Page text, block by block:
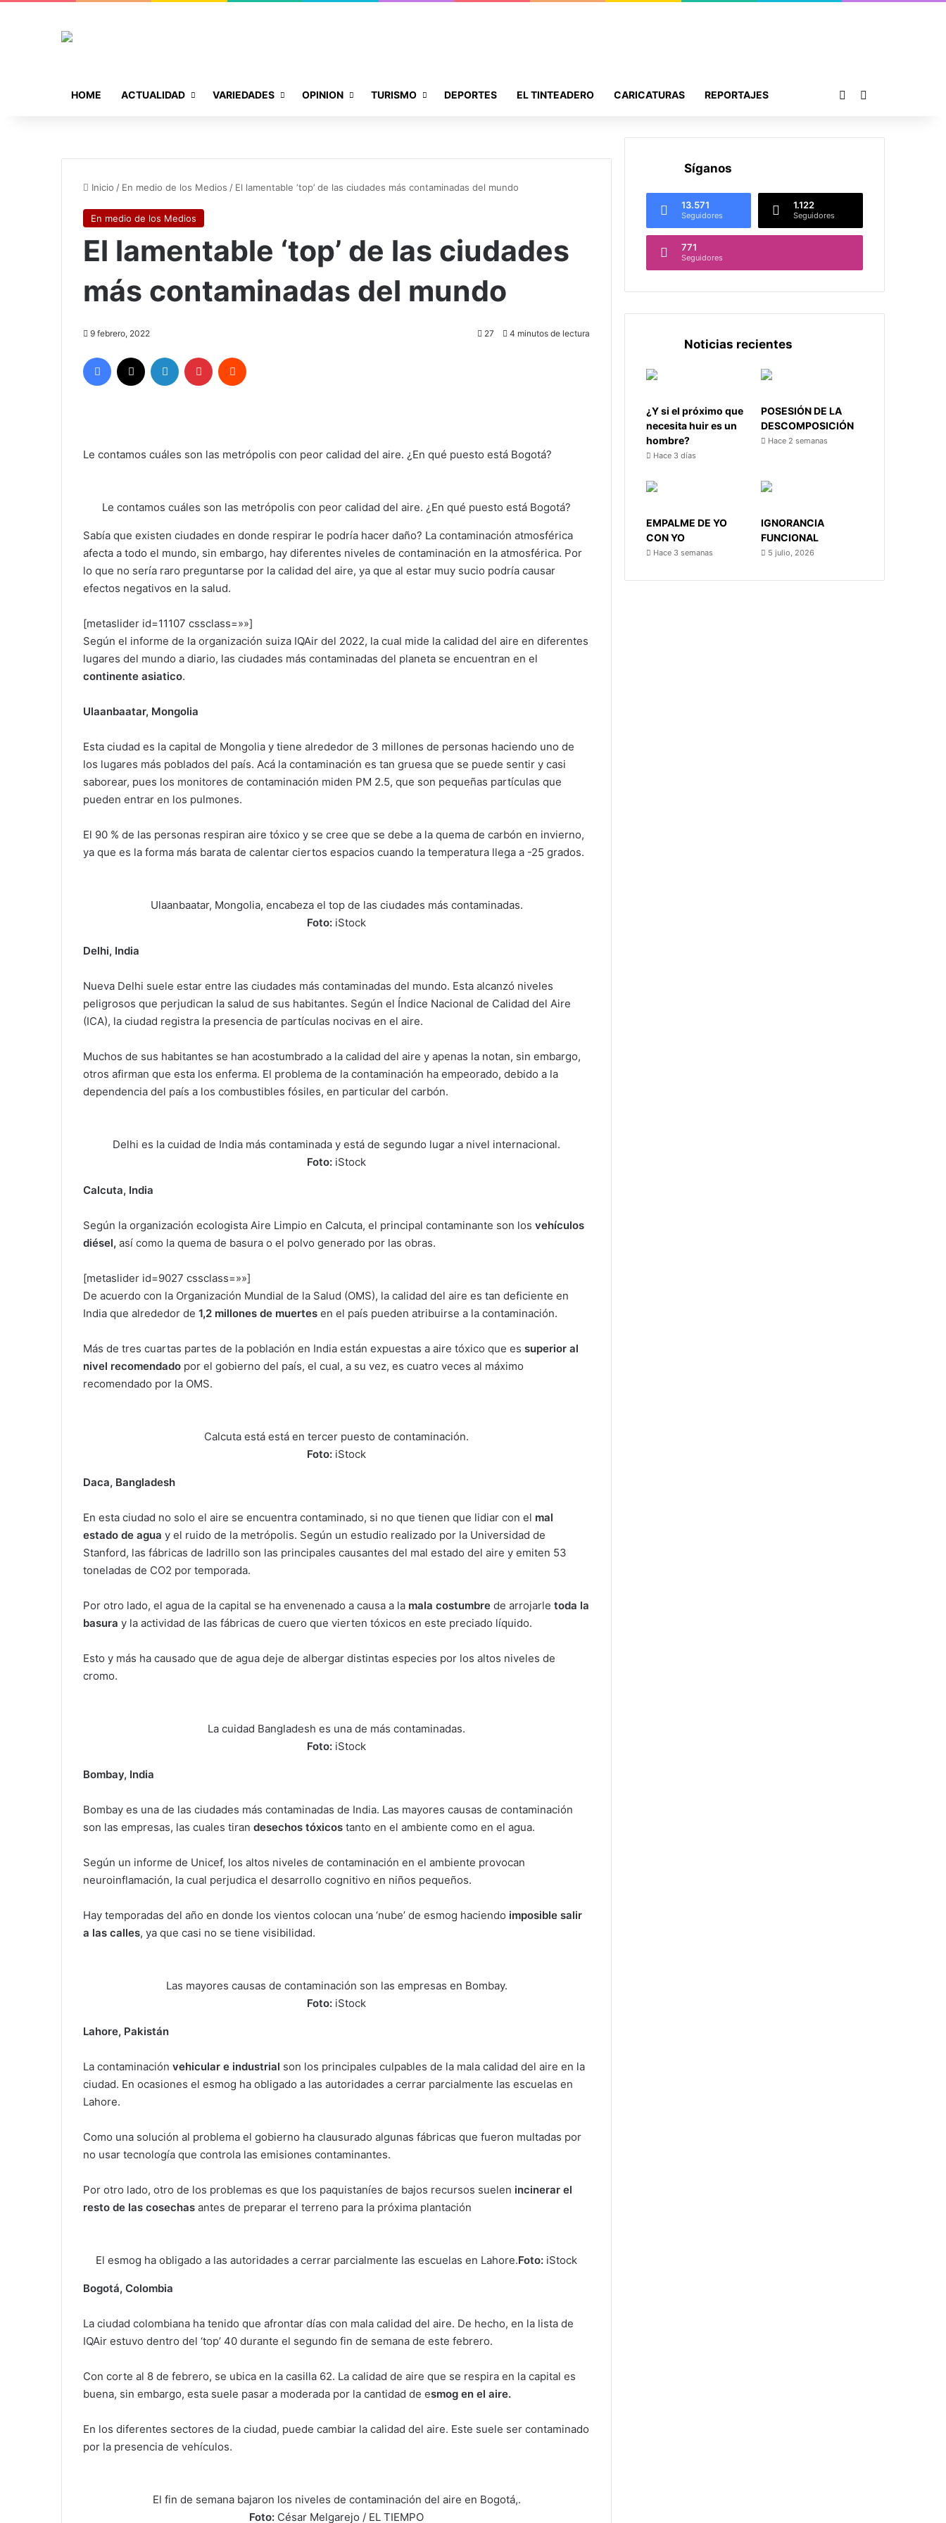
HOME ACTUALIDAD VARIEDADES OPINION TURISMO DEPORTES EL TINTEADERO CARICATURAS REPORTAJES Publicación al azar
Inicio / En medio de los Medios / El lamentable ‘top’ de las ciudades más contaminadas del mundo
En medio de los Medios
El lamentable ‘top’ de las ciudades
más contaminadas del mundo
9 febrero, 2022 27 4 minutos de lectura
Facebook LinkedIn Pinterest
Le contamos cuáles son las metrópolis con peor calidad del aire. ¿En qué puesto está Bogotá?
Le contamos cuáles son las metrópolis con peor calidad del aire. ¿En qué puesto está Bogotá?
Sabía que existen ciudades en donde respirar le podría hacer daño? La contaminación atmosférica
afecta a todo el mundo, sin embargo, hay diferentes niveles de contaminación en la atmosférica. Por
lo que no sería raro preguntarse por la calidad del aire, ya que al estar muy sucio podría causar
efectos negativos en la salud.
[metaslider id=11107 cssclass=»»]
Según el informe de la organización suiza IQAir del 2022, la cual mide la calidad del aire en diferentes
lugares del mundo a diario, las ciudades más contaminadas del planeta se encuentran en el
continente asiatico.
Ulaanbaatar, Mongolia
Esta ciudad es la capital de Mongolia y tiene alrededor de 3 millones de personas haciendo uno de
los lugares más poblados del país. Acá la contaminación es tan gruesa que se puede sentir y casi
saborear, pues los monitores de contaminación miden PM 2.5, que son pequeñas partículas que
pueden entrar en los pulmones.
El 90 % de las personas respiran aire tóxico y se cree que se debe a la quema de carbón en invierno,
ya que es la forma más barata de calentar ciertos espacios cuando la temperatura llega a -25 grados.
Ulaanbaatar, Mongolia, encabeza el top de las ciudades más contaminadas.
Foto: iStock
Delhi, India
Nueva Delhi suele estar entre las ciudades más contaminadas del mundo. Esta alcanzó niveles
peligrosos que perjudican la salud de sus habitantes. Según el Índice Nacional de Calidad del Aire
(ICA), la ciudad registra la presencia de partículas nocivas en el aire.
Muchos de sus habitantes se han acostumbrado a la calidad del aire y apenas la notan, sin embargo,
otros afirman que esta los enferma. El problema de la contaminación ha empeorado, debido a la
dependencia del país a los combustibles fósiles, en particular del carbón.
Delhi es la cuidad de India más contaminada y está de segundo lugar a nivel internacional.
Foto: iStock
Calcuta, India
Según la organización ecologista Aire Limpio en Calcuta, el principal contaminante son los vehículos
diésel, así como la quema de basura o el polvo generado por las obras.
[metaslider id=9027 cssclass=»»]
De acuerdo con la Organización Mundial de la Salud (OMS), la calidad del aire es tan deficiente en
India que alrededor de 1,2 millones de muertes en el país pueden atribuirse a la contaminación.
Más de tres cuartas partes de la población en India están expuestas a aire tóxico que es superior al
nivel recomendado por el gobierno del país, el cual, a su vez, es cuatro veces al máximo
recomendado por la OMS.
Calcuta está está en tercer puesto de contaminación.
Foto: iStock
Daca, Bangladesh
En esta ciudad no solo el aire se encuentra contaminado, si no que tienen que lidiar con el mal
estado de agua y el ruido de la metrópolis. Según un estudio realizado por la Universidad de
Stanford, las fábricas de ladrillo son las principales causantes del mal estado del aire y emiten 53
toneladas de CO2 por temporada.
Por otro lado, el agua de la capital se ha envenenado a causa a la mala costumbre de arrojarle toda la
basura y la actividad de las fábricas de cuero que vierten tóxicos en este preciado líquido.
Esto y más ha causado que de agua deje de albergar distintas especies por los altos niveles de
cromo.
La cuidad Bangladesh es una de más contaminadas.
Foto: iStock
Bombay, India
Bombay es una de las ciudades más contaminadas de India. Las mayores causas de contaminación
son las empresas, las cuales tiran desechos tóxicos tanto en el ambiente como en el agua.
Según un informe de Unicef, los altos niveles de contaminación en el ambiente provocan
neuroinflamación, la cual perjudica el desarrollo cognitivo en niños pequeños.
Hay temporadas del año en donde los vientos colocan una ‘nube’ de esmog haciendo imposible salir
a las calles, ya que casi no se tiene visibilidad.
Las mayores causas de contaminación son las empresas en Bombay.
Foto: iStock
Lahore, Pakistán
La contaminación vehicular e industrial son los principales culpables de la mala calidad del aire en la
ciudad. En ocasiones el esmog ha obligado a las autoridades a cerrar parcialmente las escuelas en
Lahore.
Como una solución al problema el gobierno ha clausurado algunas fábricas que fueron multadas por
no usar tecnología que controla las emisiones contaminantes.
Por otro lado, otro de los problemas es que los paquistaníes de bajos recursos suelen incinerar el
resto de las cosechas antes de preparar el terreno para la próxima plantación
El esmog ha obligado a las autoridades a cerrar parcialmente las escuelas en Lahore.Foto: iStock
Bogotá, Colombia
La ciudad colombiana ha tenido que afrontar días con mala calidad del aire. De hecho, en la lista de
IQAir estuvo dentro del ‘top’ 40 durante el segundo fin de semana de este febrero.
Con corte al 8 de febrero, se ubica en la casilla 62. La calidad de aire que se respira en la capital es
buena, sin embargo, esta suele pasar a moderada por la cantidad de esmog en el aire.
En los diferentes sectores de la ciudad, puede cambiar la calidad del aire. Este suele ser contaminado
por la presencia de vehículos.
El fin de semana bajaron los niveles de contaminación del aire en Bogotá,.
Foto: César Melgarejo / EL TIEMPO
Síganos
13.571
Seguidores
1.122
Seguidores
771
Seguidores
Noticias recientes
¿Y si el próximo que
necesita huir es un
hombre?
Hace 3 días
POSESIÓN DE LA
DESCOMPOSICIÓN
Hace 2 semanas
EMPALME DE YO
CON YO
Hace 3 semanas
IGNORANCIA
FUNCIONAL
5 julio, 2026